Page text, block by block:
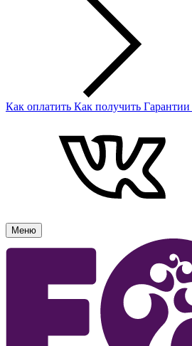
Как оплатить Как получить Гарантии
Меню